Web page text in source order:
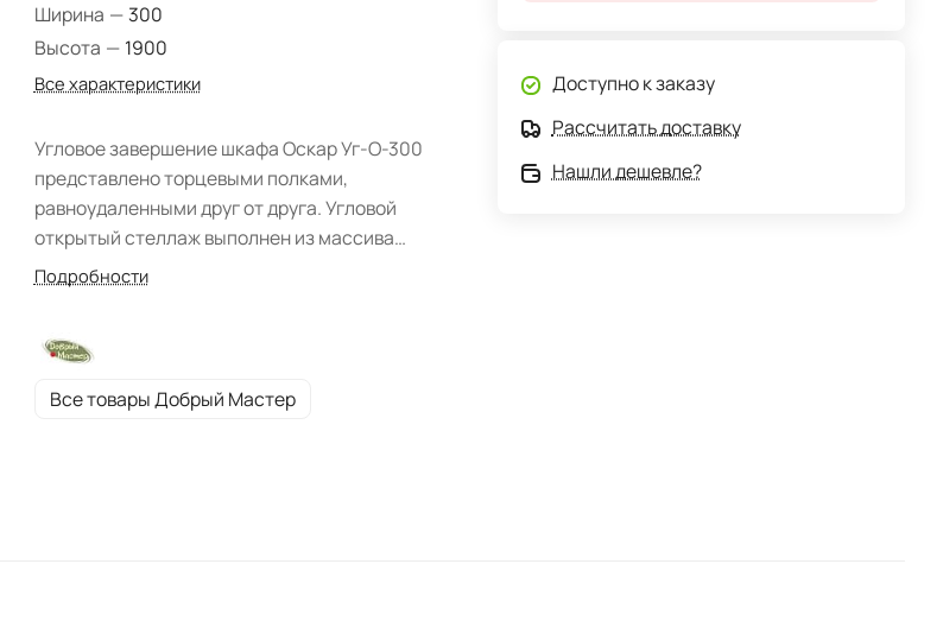
Ширина — 300
Высота — 1900
Все характеристики
Угловое завершение шкафа Оскар Уг-О-300
представлено торцевыми полками,
равноудаленными друг от друга. Угловой
открытый стеллаж выполнен из массива
сосны — долговечного и экологичного
лаком, что обеспечивает защиту изделия от
различных воздействий. Отличное решение
организации дополнительного места для
Подробности
Все товары Добрый Мастер
Доступно к заказу
Рассчитать доставку
Нашли дешевле?